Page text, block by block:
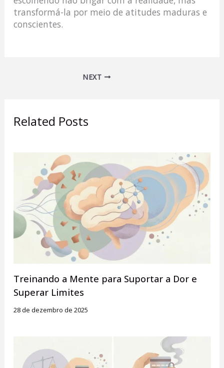
transformá-la por meio de atitudes maduras e
conscientes.
NEXT
Related Posts
Treinando a Mente para Suportar a Dor e
Superar Limites
28 de dezembro de 2025